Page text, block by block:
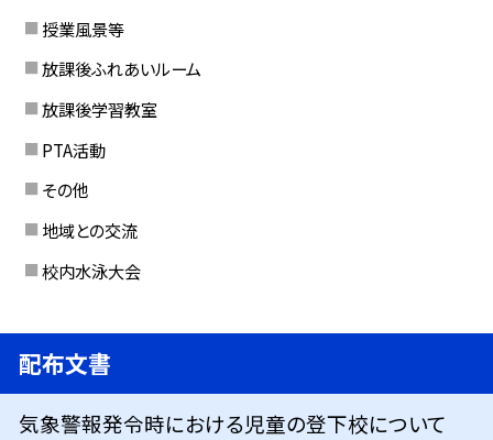
授業風景等
放課後ふれあいルーム
放課後学習教室
PTA活動
その他
地域との交流
校内水泳大会
配布文書
気象警報発令時における児童の登下校について